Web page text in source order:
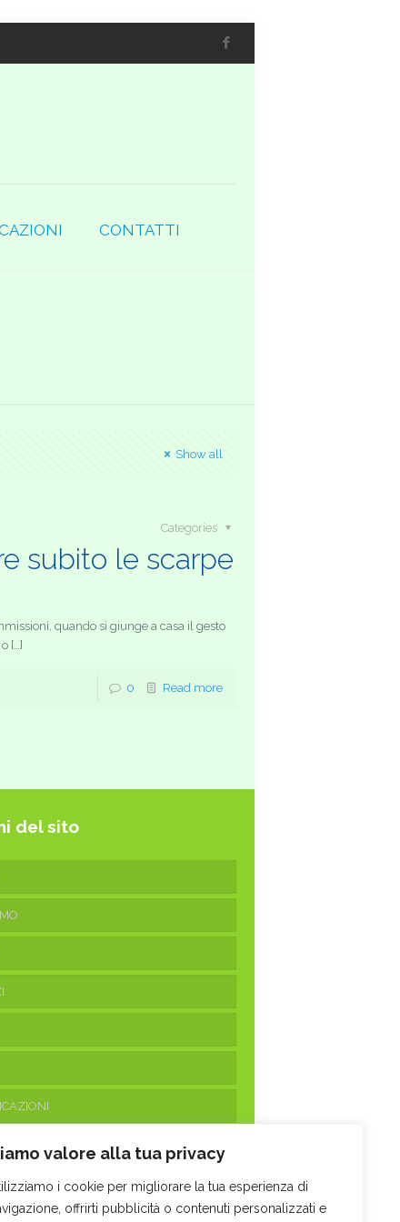
valore alla tua privacy
i cookie per migliorare la tua esperienza di
offrirti pubblicità o contenuti personalizzati e
CONTATTI
Show all
Categories
subito le scarpe
quando si giunge a casa il gesto
[…]
0 Read more
del sito